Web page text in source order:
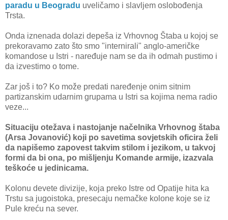
paradu u Beogradu uveličamo i slavljem oslobođenja
Trsta.
Onda iznenada dolazi depeša iz Vrhovnog Štaba u kojoj se
prekoravamo zato što smo "internirali" anglo-američke
komandose u Istri - naređuje nam se da ih odmah pustimo i
da izvestimo o tome.
Zar još i to? Ko može predati naređenje onim sitnim
partizanskim udarnim grupama u Istri sa kojima nema radio
veze...
Situaciju otežava i nastojanje načelnika Vrhovnog štaba
(Arsa Jovanović) koji po savetima sovjetskih oficira želi
da napišemo zapovest takvim stilom i jezikom, u takvoj
formi da bi ona, po mišljenju Komande armije, izazvala
teškoće u jedinicama.
Kolonu devete divizije, koja preko Istre od Opatije hita ka
Trstu sa jugoistoka, presecaju nemačke kolone koje se iz
Pule kreću na sever.